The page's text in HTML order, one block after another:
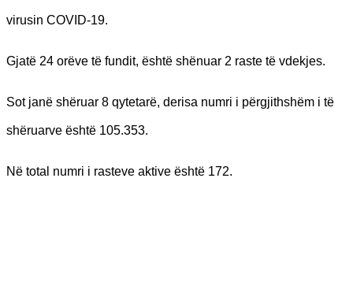
virusin COVID-19.
Gjatë 24 orëve të fundit, është shënuar 2 raste të vdekjes.
Sot janë shëruar 8 qytetarë, derisa numri i përgjithshëm i të
shëruarve është 105.353.
Në total numri i rasteve aktive është 172.